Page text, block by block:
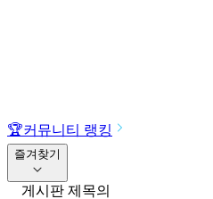
🏆커뮤니티 랭킹
즐겨찾기
게시판 제목의